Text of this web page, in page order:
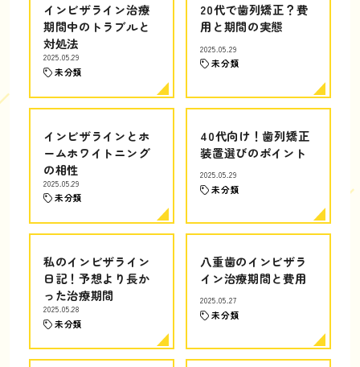
インビザライン治療
期間中のトラブルと
対処法
2025.05.29
未分類
20代で歯列矯正？費
用と期間の実態
2025.05.29
未分類
インビザラインとホ
ームホワイトニング
の相性
2025.05.29
未分類
40代向け！歯列矯正
装置選びのポイント
2025.05.29
未分類
私のインビザライン
日記！予想より長か
った治療期間
2025.05.28
未分類
八重歯のインビザラ
イン治療期間と費用
2025.05.27
未分類